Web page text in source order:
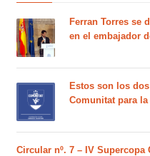
Ferran Torres se
en el embajador
Estos son los
Comunitat para la
Circular nº. 7 – IV Supercopa